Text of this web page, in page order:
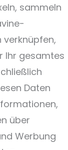
sammeln
Ihr gesamtes
Daten
über
Werbung